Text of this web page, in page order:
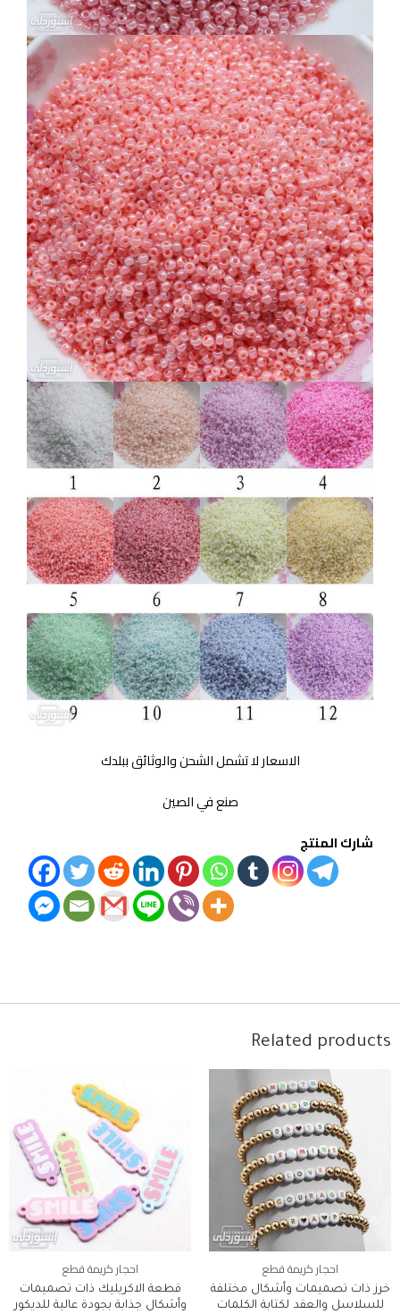
الاسعار لا تشمل الشحن والوثائق ببلدك
صنع في الصين
شارك المنتج
Related products
احجار كريمة قطع
خرز ذات تصميمات وأشكال مختلفة
للسلاسل والعقد لكتابة الكلمات
احجار كريمة قطع
قطعة الاكريليك ذات تصميمات
وأشكال جذابة بجودة عالية للديكور